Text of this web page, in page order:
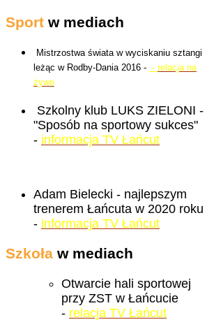
Sport w mediach
Mistrzostwa świata w wyciskaniu sztangi
leżąc w Rodby-Dania 2016 - - relacja na
żywo
Szkolny klub LUKS ZIELONI -
"Sposób na sportowy sukces"
- informacja TV Łańcut
Adam Bielecki - najlepszym
trenerem Łańcuta w 2020 roku
- informacja TV Łańcut
Szkoła w mediach
Otwarcie hali sportowej
przy ZST w Łańcucie
- relacja TV Łańcut